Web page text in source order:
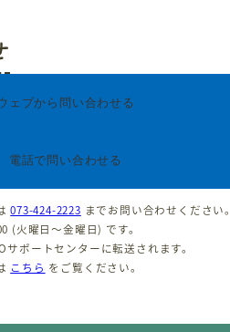
ェブから問い合わせる
電話で問い合わせる
073-424-2223 までお問い合わせください。
(火曜日〜金曜日) です。
ポートセンターに転送されます。
こちら をご覧ください。